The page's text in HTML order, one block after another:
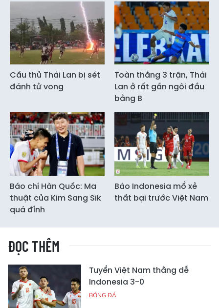
Cầu thủ Thái Lan bị sét
đánh tử vong
Toàn thắng 3 trận, Thái
Lan ở rất gần ngôi đầu
bảng B
Báo chí Hàn Quốc: Ma
thuật của Kim Sang Sik
quá đỉnh
Báo Indonesia mổ xẻ
thất bại trước Việt Nam
ĐỌC THÊM
Tuyển Việt Nam thắng dễ
Indonesia 3-0
BÓNG ĐÁ